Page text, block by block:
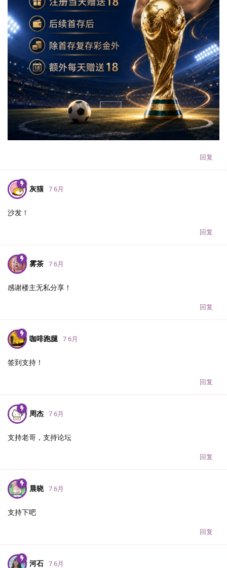
回复
灰猫 7 6月
沙发！
回复
雾茶 7 6月
感谢楼主无私分享！
回复
咖啡跑腿 7 6月
签到支持！
回复
周杰 7 6月
支持老哥，支持论坛
回复
晨晓 7 6月
支持下吧
回复
河石 7 6月